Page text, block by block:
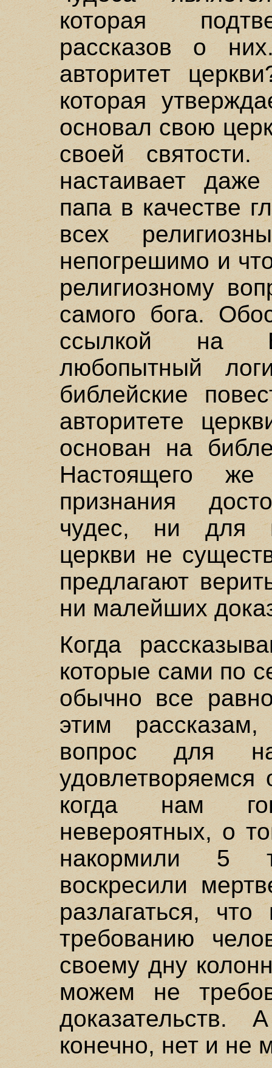
которая
рассказов о
авторитет
которая
основал свою
своей святости.
настаивает
папа в качестве
всех
непогрешимо и
религиозному
самого бога.
ссылкой на
любопытный
библейские
авторитете
основан на
Настоящего
признания
чудес, ни для
церкви не
предлагают
ни малейших
Когда
которые сами по
обычно все
этим
вопрос для
когда нам
невероятных, о
накормили 5
воскресили
разлагаться,
требованию
своему дну
можем не
доказательств.
конечно, нет и не